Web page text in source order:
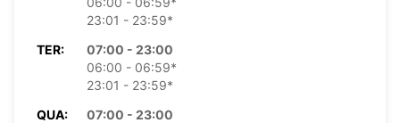
23:01 - 23:59*
TER:
07:00 - 23:00
06:00 - 06:59*
23:01 - 23:59*
QUA:
07:00 - 23:00